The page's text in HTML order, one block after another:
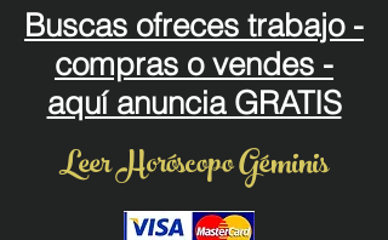
Leer Horóscopo Géminis
Buscas ofreces trabajo -
compras o vendes -
aquí anuncia GRATIS